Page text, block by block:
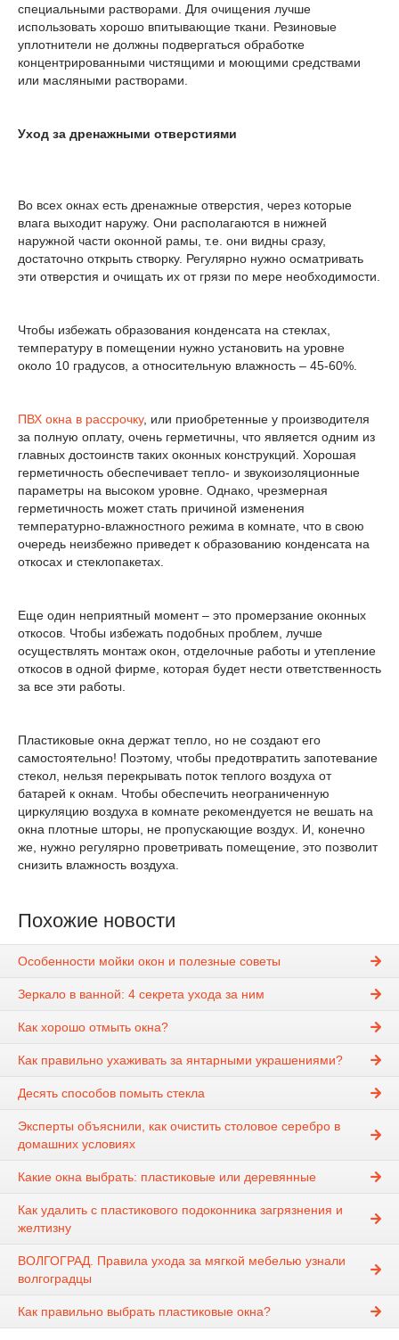
специальными растворами. Для очищения лучше
использовать хорошо впитывающие ткани. Резиновые
уплотнители не должны подвергаться обработке
концентрированными чистящими и моющими средствами
или масляными растворами.
Уход за дренажными отверстиями
Во всех окнах есть дренажные отверстия, через которые
влага выходит наружу. Они располагаются в нижней
наружной части оконной рамы, т.е. они видны сразу,
достаточно открыть створку. Регулярно нужно осматривать
эти отверстия и очищать их от грязи по мере необходимости.
Чтобы избежать образования конденсата на стеклах,
температуру в помещении нужно установить на уровне
около 10 градусов, а относительную влажность – 45-60%.
ПВХ окна в рассрочку, или приобретенные у производителя
за полную оплату, очень герметичны, что является одним из
главных достоинств таких оконных конструкций. Хорошая
герметичность обеспечивает тепло- и звукоизоляционные
параметры на высоком уровне. Однако, чрезмерная
герметичность может стать причиной изменения
температурно-влажностного режима в комнате, что в свою
очередь неизбежно приведет к образованию конденсата на
откосах и стеклопакетах.
Еще один неприятный момент – это промерзание оконных
откосов. Чтобы избежать подобных проблем, лучше
осуществлять монтаж окон, отделочные работы и утепление
откосов в одной фирме, которая будет нести ответственность
за все эти работы.
Пластиковые окна держат тепло, но не создают его
самостоятельно! Поэтому, чтобы предотвратить запотевание
стекол, нельзя перекрывать поток теплого воздуха от
батарей к окнам. Чтобы обеспечить неограниченную
циркуляцию воздуха в комнате рекомендуется не вешать на
окна плотные шторы, не пропускающие воздух. И, конечно
же, нужно регулярно проветривать помещение, это позволит
снизить влажность воздуха.
Похожие новости
Особенности мойки окон и полезные советы
Зеркало в ванной: 4 секрета ухода за ним
Как хорошо отмыть окна?
Как правильно ухаживать за янтарными украшениями?
Десять способов помыть стекла
Эксперты объяснили, как очистить столовое серебро в
домашних условиях
Какие окна выбрать: пластиковые или деревянные
Как удалить с пластикового подоконника загрязнения и
желтизну
ВОЛГОГРАД. Правила ухода за мягкой мебелью узнали
волгоградцы
Как правильно выбрать пластиковые окна?